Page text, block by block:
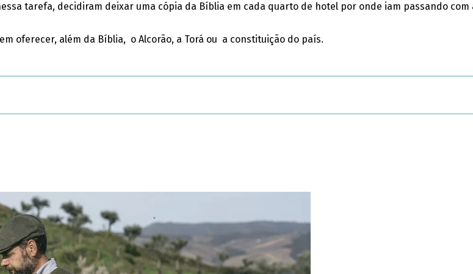
tarefa, decidiram deixar uma cópia da Bíblia em cada quarto de hotel por onde iam passando
oferecer, além da Bíblia, o Alcorão, a Torá ou a constituição do país.